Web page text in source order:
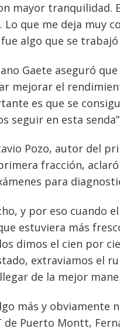
mayor tranquilidad.
Lo que me deja muy
algo que se
Gaete aseguró
mejorar el
es que se
seguir en esta
Pozo, autor del
fracción,
para
y por eso cuando
estuviera más
dimos el cien por
extraviamos el
de la mejor
más y obviamente
de Puerto Montt,